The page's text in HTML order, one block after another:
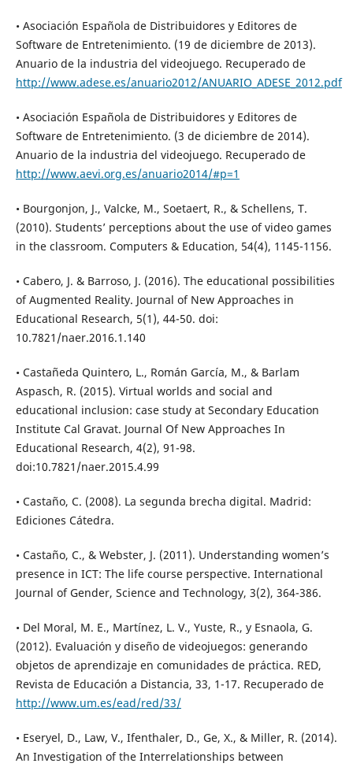
• Asociación Española de Distribuidores y Editores de
Software de Entretenimiento. (19 de diciembre de 2013).
Anuario de la industria del videojuego. Recuperado de
http://www.adese.es/anuario2012/ANUARIO_ADESE_2012.pdf
• Asociación Española de Distribuidores y Editores de
Software de Entretenimiento. (3 de diciembre de 2014).
Anuario de la industria del videojuego. Recuperado de
http://www.aevi.org.es/anuario2014/#p=1
• Bourgonjon, J., Valcke, M., Soetaert, R., & Schellens, T.
(2010). Students’ perceptions about the use of video games
in the classroom. Computers & Education, 54(4), 1145-1156.
• Cabero, J. & Barroso, J. (2016). The educational possibilities
of Augmented Reality. Journal of New Approaches in
Educational Research, 5(1), 44-50. doi:
10.7821/naer.2016.1.140
• Castañeda Quintero, L., Román García, M., & Barlam
Aspasch, R. (2015). Virtual worlds and social and
educational inclusion: case study at Secondary Education
Institute Cal Gravat. Journal Of New Approaches In
Educational Research, 4(2), 91-98.
doi:10.7821/naer.2015.4.99
• Castaño, C. (2008). La segunda brecha digital. Madrid:
Ediciones Cátedra.
• Castaño, C., & Webster, J. (2011). Understanding women’s
presence in ICT: The life course perspective. International
Journal of Gender, Science and Technology, 3(2), 364-386.
• Del Moral, M. E., Martínez, L. V., Yuste, R., y Esnaola, G.
(2012). Evaluación y diseño de videojuegos: generando
objetos de aprendizaje en comunidades de práctica. RED,
Revista de Educación a Distancia, 33, 1-17. Recuperado de
http://www.um.es/ead/red/33/
• Eseryel, D., Law, V., Ifenthaler, D., Ge, X., & Miller, R. (2014).
An Investigation of the Interrelationships between